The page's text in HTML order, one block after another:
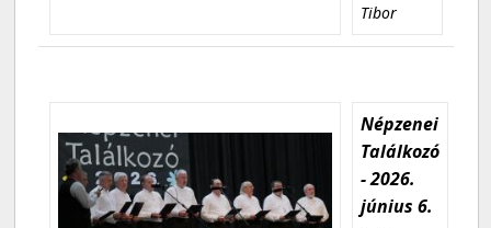
Tibor
Népzenei
Találkozó
- 2026.
június 6.